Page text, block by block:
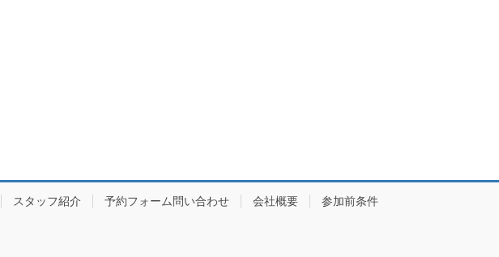
スタッフ紹介 予約フォーム問い合わせ 会社概要
参加前条件